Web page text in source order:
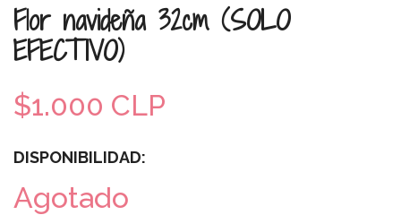
Flor navideña 32cm (SOLO
EFECTIVO)
$1.000 CLP
DISPONIBILIDAD:
Agotado